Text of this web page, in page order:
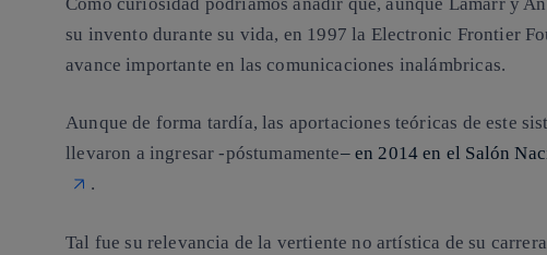
su invento durante su vida, en 1997 la Electronic Frontier
avance importante en las comunicaciones inalámbricas.
Aunque de forma tardía, las aportaciones teóricas de este
llevaron a ingresar -póstumamente– en 2014 en el Salón
.
Tal fue su relevancia de la vertiente no artística de su